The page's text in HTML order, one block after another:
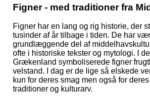
Figner - med traditioner fra
Figner har en lang og rig historie, der
tusinder af år tilbage i tiden. De har
grundlæggende del af
ofte i historiske tekster og mytologi. I
Grækenland symboliserede figner
velstand. I dag er de lige så elskede
kun for deres smag men også for
traditioner og kulturarv.